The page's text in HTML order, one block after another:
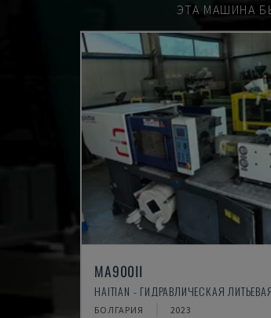
ЭТА МАШИНА
MA900ІІ
HAITIAN - ГИДРАВЛИЧЕСКАЯ
БОЛГАРИЯ 2023